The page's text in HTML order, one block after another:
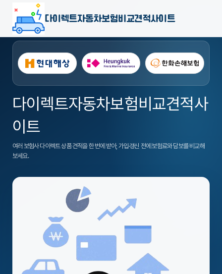
다이렉트자동차보험비교견적사이트
다이렉트자동차보험비교견적사
이트
여러 보험사 다이렉트 상품 견적을 한 번에 받아, 가입·갱신 전에 보험료와 담보를 비교해
보세요.